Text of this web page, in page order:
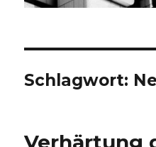
Schlagwort:
Verhärtung